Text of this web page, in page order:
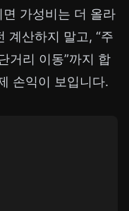
면 가성비는 더 올라
계산하지 말고, “주
거리 이동”까지 합
손익이 보입니다.